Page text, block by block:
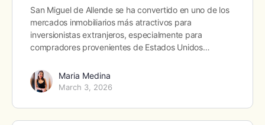
San Miguel de Allende se ha convertido en uno de los
mercados inmobiliarios más atractivos para
inversionistas extranjeros, especialmente para
compradores provenientes de Estados Unidos…
Maria Medina
March 3, 2026